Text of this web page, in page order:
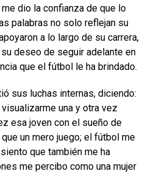
dio la confianza de que lo
palabras no solo reflejan su
a lo largo de su carrera,
deseo de seguir adelante en
que el fútbol le ha brindado.
sus luchas internas, diciendo:
una y otra vez
esa joven con el sueño de
un mero juego; el fútbol me
que también me ha
me percibo como una mujer